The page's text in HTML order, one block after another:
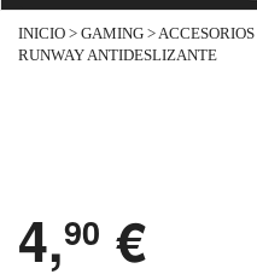
INICIO > GAMING >ACCESORIOS
RUNWAY ANTIDESLIZANTE
4,90 €